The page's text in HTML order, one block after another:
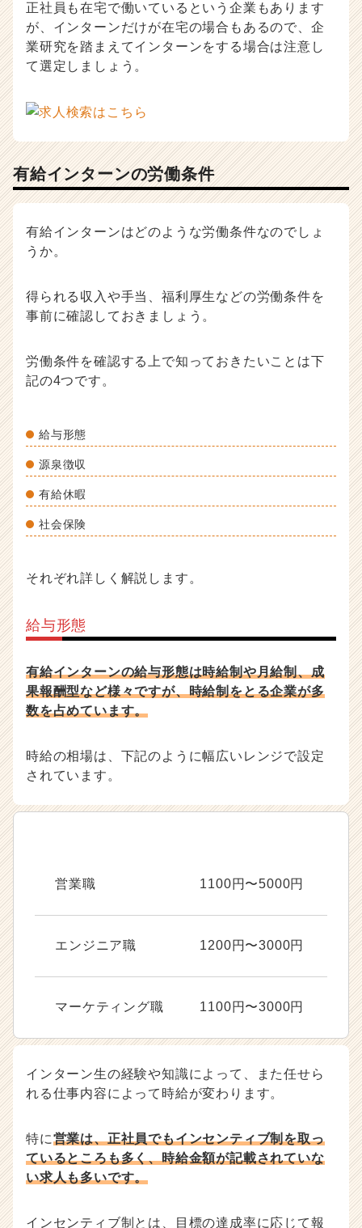
正社員も在宅で働いているという企業もあります
が、インターンだけが在宅の場合もあるので、企
業研究を踏まえてインターンをする場合は注意し
て選定しましょう。
有給インターンの労働条件
有給インターンはどのような労働条件なのでしょ
うか。
得られる収入や手当、福利厚生などの労働条件を
事前に確認しておきましょう。
労働条件を確認する上で知っておきたいことは下
記の4つです。
給与形態
源泉徴収
有給休暇
社会保険
それぞれ詳しく解説します。
給与形態
有給インターンの給与形態は時給制や月給制、成
果報酬型など様々ですが、時給制をとる企業が多
数を占めています。
時給の相場は、下記のように幅広いレンジで設定
されています。
営業職 1100円〜5000円
エンジニア職 1200円〜3000円
マーケティング職 1100円〜3000円
インターン生の経験や知識によって、また任せら
れる仕事内容によって時給が変わります。
特に営業は、正社員でもインセンティブ制を取っ
ているところも多く、時給金額が記載されていな
い求人も多いです。
インセンティブ制とは、目標の達成率に応じて報